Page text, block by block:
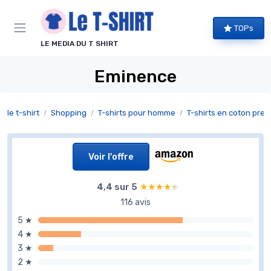
LE MEDIA DU T SHIRT
TOPs
Eminence
le t-shirt Shopping T-shirts pour homme T-shirts en coton
Voir l'offre
4,4 sur 5 ★★★★★
★★★★★
116 avis
5 ★
4 ★
3 ★
2 ★
Panneau de gestion des cookies